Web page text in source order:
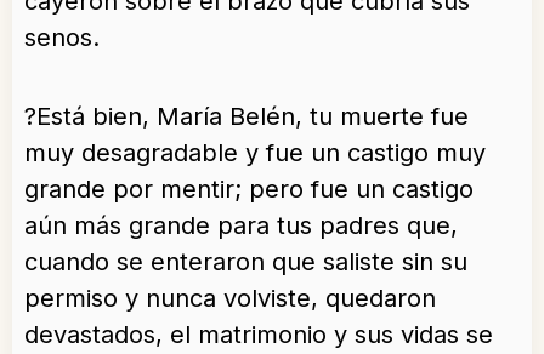
senos.
?Está bien, María Belén, tu muerte fue
muy desagradable y fue un castigo muy
grande por mentir; pero fue un castigo
aún más grande para tus padres que,
cuando se enteraron que saliste sin su
permiso y nunca volviste, quedaron
devastados, el matrimonio y sus vidas se